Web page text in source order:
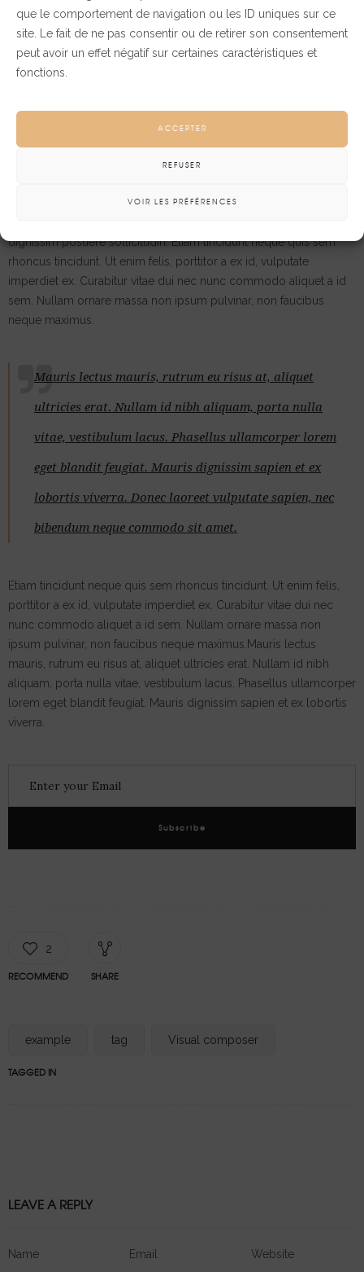
que le comportement de navigation ou les ID uniques sur ce
site. Le fait de ne pas consentir ou de retirer son consentement
peut avoir un effet négatif sur certaines caractéristiques et
fonctions.
ACCEPTER
REFUSER
VOIR LES PRÉFÉRENCES
Nullam ornare massa non ipsum pulvinar, non faucibus neque
maximus. Mauris lectus mauris, rutrum eu risus at, aliquet ultricies
dignissim posuere sollicitudin. Etiam tincidunt neque quis sem
rhoncus tincidunt. Ut enim felis, porttitor a ex id, vulputate
imperdiet ex. Curabitur vitae dui nec nunc commodo aliquet a id
sem. Nullam ornare massa non ipsum pulvinar, non faucibus
neque maximus.
Mauris lectus mauris, rutrum eu risus at, aliquet
ultricies erat. Nullam id nibh aliquam, porta nulla
vitae, vestibulum lacus. Phasellus ullamcorper lorem
eget blandit feugiat. Mauris dignissim sapien et ex
lobortis viverra. Donec laoreet vulputate sapien, nec
bibendum neque commodo sit amet.
Etiam tincidunt neque quis sem rhoncus tincidunt. Ut enim felis,
porttitor a ex id, vulputate imperdiet ex. Curabitur vitae dui nec
nunc commodo aliquet a id sem. Nullam ornare massa non
ipsum pulvinar, non faucibus neque maximus.Mauris lectus
mauris, rutrum eu risus at, aliquet ultricies erat. Nullam id nibh
aliquam, porta nulla vitae, vestibulum lacus. Phasellus ullamcorper
lorem eget blandit feugiat. Mauris dignissim sapien et ex lobortis
viverra.
Subscribe
2
RECOMMEND SHARE
example tag Visual composer
TAGGED IN
LEAVE A REPLY
Name Email Website